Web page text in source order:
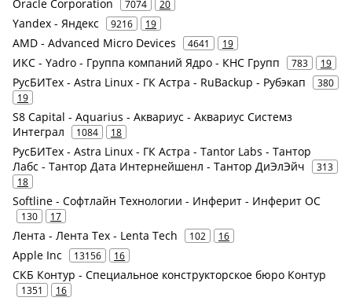
Oracle Corporation 7074 20
Yandex - Яндекс 9216 19
AMD - Advanced Micro Devices 4641 19
ИКС - Yadro - Группа компаний Ядро - КНС Групп 783 19
РусБИТех - Astra Linux - ГК Астра - RuBackup - Рубэкап
380
19
S8 Capital - Aquarius - Аквариус - Аквариус Системз
Интеграл
1084 18
РусБИТех - Astra Linux - ГК Астра - Tantor Labs - Тантор
Лабс - Тантор Дата Интернейшенл - Тантор ДиЭлЭйч
313
18
Softline - Софтлайн Технологии - Инферит - Инферит ОС
130 17
Лента - Лента Тех - Lenta Tech 102 16
Apple Inc 13156 16
СКБ Контур - Специальное конструкторское бюро Контур
1351 16